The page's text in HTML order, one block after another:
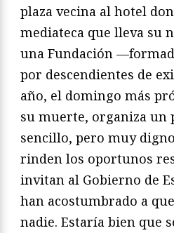
plaza vecina al hotel
mediateca que lleva su
una Fundación
por descendientes de
año, el domingo más
su muerte, organiza un
sencillo, pero muy
rinden los oportunos
invitan al Gobierno de
han acostumbrado a
nadie. Estaría bien que